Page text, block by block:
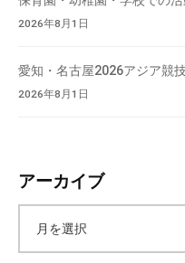
2026年8月1日
愛知・名古屋2026アジア競
2026年8月1日
アーカイブ